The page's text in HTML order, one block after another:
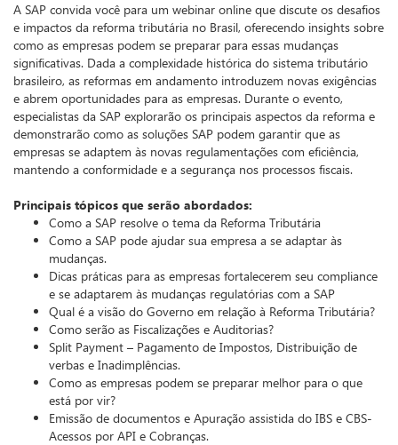
A SAP convida você para um webinar online que discute os desafios
e impactos da reforma tributária no Brasil, oferecendo insights sobre
como as empresas podem se preparar para essas mudanças
significativas. Dada a complexidade histórica do sistema tributário
brasileiro, as reformas em andamento introduzem novas exigências
e abrem oportunidades para as empresas. Durante o evento,
especialistas da SAP explorarão os principais aspectos da reforma e
demonstrarão como as soluções SAP podem garantir que as
empresas se adaptem às novas regulamentações com eficiência,
mantendo a conformidade e a segurança nos processos fiscais.
Principais tópicos que serão abordados:
Como a SAP resolve o tema da Reforma Tributária
Como a SAP pode ajudar sua empresa a se adaptar às
mudanças.
Dicas práticas para as empresas fortalecerem seu compliance
e se adaptarem às mudanças regulatórias com a SAP
Qual é a visão do Governo em relação à Reforma Tributária?
Como serão as Fiscalizações e Auditorias?
Split Payment – Pagamento de Impostos, Distribuição de
verbas e Inadimplências.
Como as empresas podem se preparar melhor para o que
está por vir?
Emissão de documentos e Apuração assistida do IBS e CBS-
Acessos por API e Cobranças.